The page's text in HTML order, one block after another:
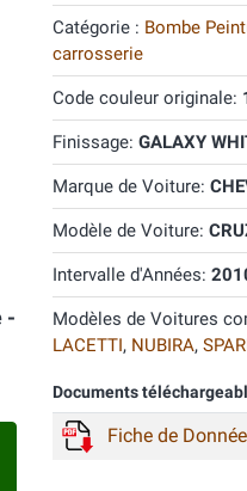
-
Catégorie : Bombe
carrosserie
Code couleur originale:
Finissage: GALAXY
Marque de Voiture:
Modèle de Voiture:
Intervalle d'Années:
Modèles de Voitures
LACETTI, NUBIRA,
Documents
Fiche de